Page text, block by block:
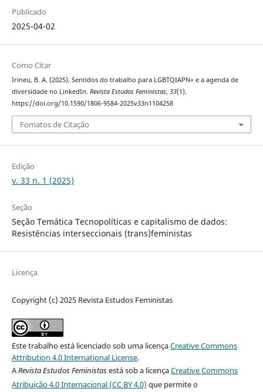
Publicado
2025-04-02
Como Citar
Irineu, B. A. (2025). Sentidos do trabalho para LGBTQIAPN+ e a agenda de
diversidade no LinkedIn. Revista Estudos Feministas, 33(1).
https://doi.org/10.1590/1806-9584-2025v33n1104258
Fomatos de Citação
Edição
v. 33 n. 1 (2025)
Seção
Seção Temática Tecnopolíticas e capitalismo de dados:
Resistências interseccionais (trans)feministas
Licença
Copyright (c) 2025 Revista Estudos Feministas
Este trabalho está licenciado sob uma licençaCreative Commons
Attribution 4.0 International License.
ARevista Estudos Feministasestá sob a licençaCreative Commons
Atribuição 4.0 Internacional (CC BY 4.0) que permite o